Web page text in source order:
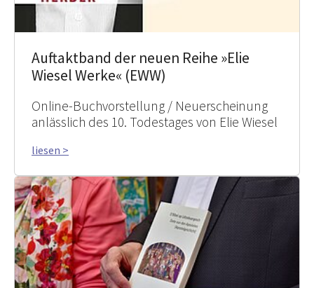
Auftaktband der neuen Reihe »Elie
Wiesel Werke« (EWW)
Online-Buchvorstellung / Neuerscheinung
anlässlich des 10. Todestages von Elie Wiesel
liesen >